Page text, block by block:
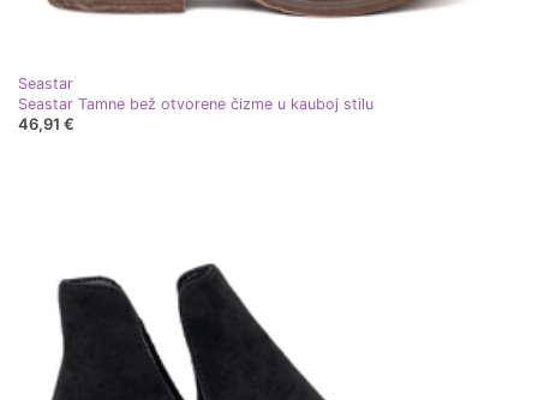
Seastar
Seastar Tamne bež otvorene čizme u kauboj stilu
46,91 €